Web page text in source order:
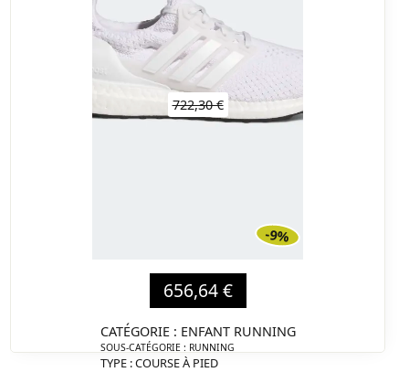
722,30 €
656,64 €
CATÉGORIE : ENFANT RUNNING
SOUS-CATÉGORIE : RUNNING
TYPE : COURSE À PIED
-9%